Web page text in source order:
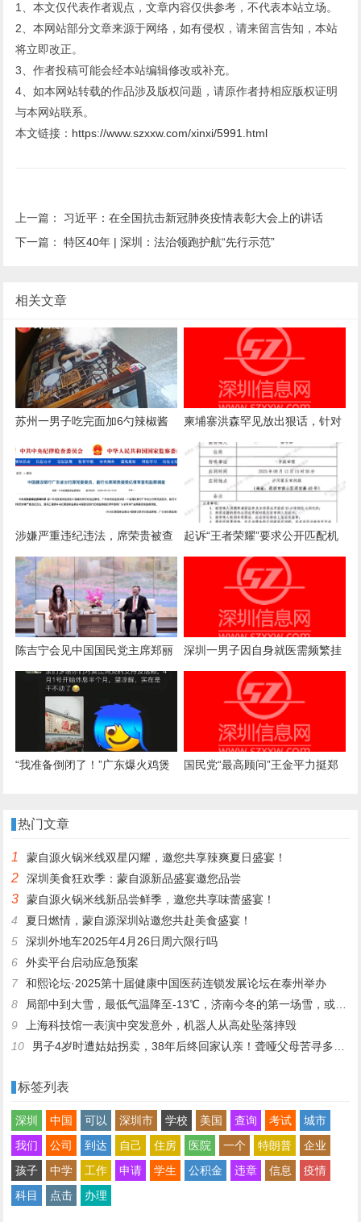
1、本文仅代表作者观点，文章内容仅供参考，不代表本站立场。
2、本网站部分文章来源于网络，如有侵权，请来留言告知，本站
将立即改正。
3、作者投稿可能会经本站编辑修改或补充。
4、如本网站转载的作品涉及版权问题，请原作者持相应版权证明
与本网站联系。
本文链接： https://www.szxxw.com/xinxi/5991.html
上一篇： 习近平：在全国抗击新冠肺炎疫情表彰大会上的讲话
下一篇：特区40年 | 深圳：法治领跑护航“先行示范”
相关文章
苏州一男子吃完面加6勺辣椒酱
被店主曝光，店主回应：气愤，
曝光的本意是希望不要浪费
柬埔寨洪森罕见放出狠话，针对
国内电诈产业下达终极清剿指
令，要求彻查涉案官员
涉嫌严重违纪违法，席荣贵被查
起诉“王者荣耀”要求公开匹配机
制案一审诉求被驳回，法院：属
商业秘密，公开或导致被滥用
陈吉宁会见中国国民党主席郑丽
文
深圳一男子因自身就医需频繁挂
号，自学编写抢号脚本，发
现“商机”后与妻子分工合作，代
抢各大医院号源，涉案金额超57
万元，二人均获刑
“我准备倒闭了！”广东爆火鸡煲
我这是冰冻鸡，别来了；儿子：
国民党“最高顾问”王金平力挺郑
热门文章
1 蒙自源火锅米线双星闪耀，邀您共享辣爽夏日盛宴！
2 深圳美食狂欢季：蒙自源新品盛宴邀您品尝
3
蒙自源火锅米线新品尝鲜季，邀您共享味蕾盛宴！
4
夏日燃情，蒙自源深圳站邀您共赴美食盛宴！
5
深圳外地车2025年4月26日周六限行吗
6
外卖平台启动应急预案
7
和熙论坛·2025第十届健康中国医药连锁发展论坛在泰州举办
8
局部中到大雪，最低气温降至-13℃，济南今冬的第一场雪，或跟去年同一时间！
9
上海科技馆一表演中突发意外，机器人从高处坠落摔毁
10
男子4岁时遭姑姑拐卖，38年后终回家认亲！聋哑父母苦寻多年，母亲已抱憾离世丨红星寻人
标签列表
深圳 中国 可以 深圳市 学校 美国 查询 考试
城市
我们
公司 到达 自己 住房 医院 一个 特朗普
企业
孩子
中学 工作 申请 学生 公积金 违章 信息
疫情
科目
点击 办理